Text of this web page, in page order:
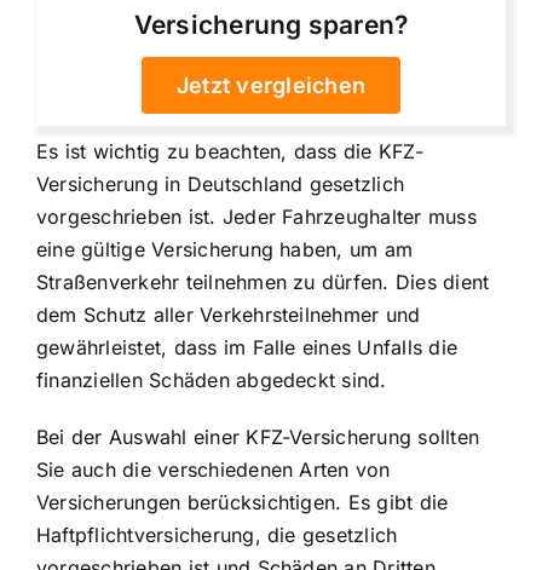
Versicherung sparen?
Jetzt vergleichen
Es ist wichtig zu beachten, dass die KFZ-
Versicherung in Deutschland gesetzlich
vorgeschrieben ist. Jeder Fahrzeughalter muss
eine gültige Versicherung haben, um am
Straßenverkehr teilnehmen zu dürfen. Dies dient
dem Schutz aller Verkehrsteilnehmer und
gewährleistet, dass im Falle eines Unfalls die
finanziellen Schäden abgedeckt sind.
Bei der Auswahl einer KFZ-Versicherung sollten
Sie auch die verschiedenen Arten von
Versicherungen berücksichtigen. Es gibt die
Haftpflichtversicherung, die gesetzlich